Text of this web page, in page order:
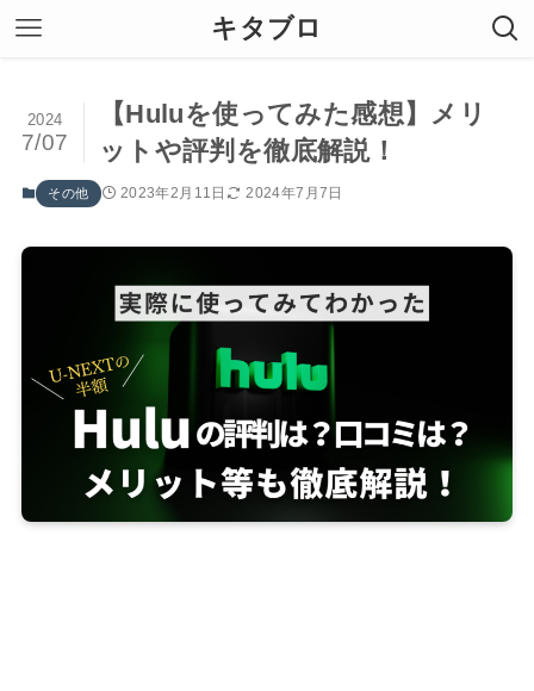
キタブロ
【Huluを使ってみた感想】メリ
ットや評判を徹底解説！
2024
7/07
その他 2023年2月11日 2024年7月7日